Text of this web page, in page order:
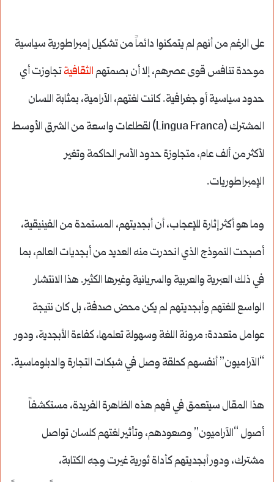
على الرغم من أنهم لم يتمكنوا دائماً من تشكيل إمبراطورية سياسية
موحدة تنافس قوى عصرهم، إلا أن بصمتهمالثقافيةتجاوزت أي
حدود سياسية أو جغرافية. كانت لغتهم، الآرامية، بمثابة اللسان
المشترك (Lingua Franca) لقطاعات واسعة من الشرق الأوسط
لأكثر من ألف عام، متجاوزة حدود الأسر الحاكمة وتغير
الإمبراطوريات.
وما هو أكثر إثارة للإعجاب، أن أبجديتهم، المستمدة من الفينيقية،
أصبحت النموذج الذي انحدرت منه العديد من أبجديات العالم، بما
في ذلك العبرية والعربية والسريانية وغيرها الكثير. هذا الانتشار
الواسع للغتهم وأبجديتهم لم يكن محض صدفة، بل كان نتيجة
عوامل متعددة: مرونة اللغة وسهولة تعلمها، كفاءة الأبجدية، ودور
“الآراميون” أنفسهم كحلقة وصل في شبكات التجارة والدبلوماسية.
هذا المقال سيتعمق في فهم هذه الظاهرة الفريدة، مستكشفاً
أصول “الآراميون” وصعودهم، وتأثير لغتهم كلسان تواصل
مشترك، ودور أبجديتهم كأداة ثورية غيرت وجه الكتابة،